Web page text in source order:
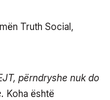
Truth Social,
përndryshe nuk do
Koha është